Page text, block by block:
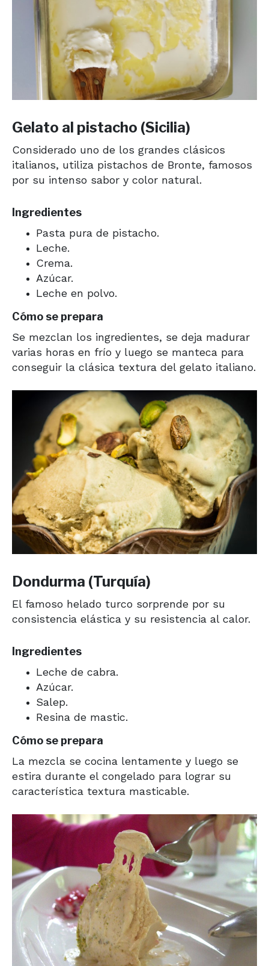
Gelato al pistacho (Sicilia)
Considerado uno de los grandes clásicos
italianos, utiliza pistachos de Bronte, famosos
por su intenso sabor y color natural.
Ingredientes
Pasta pura de pistacho.
Leche.
Crema.
Azúcar.
Leche en polvo.
Cómo se prepara
Se mezclan los ingredientes, se deja madurar
varias horas en frío y luego se manteca para
conseguir la clásica textura del gelato italiano.
Dondurma (Turquía)
El famoso helado turco sorprende por su
consistencia elástica y su resistencia al calor.
Ingredientes
Leche de cabra.
Azúcar.
Salep.
Resina de mastic.
Cómo se prepara
La mezcla se cocina lentamente y luego se
estira durante el congelado para lograr su
característica textura masticable.